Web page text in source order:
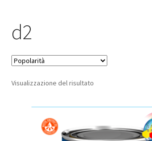
d2
Visualizzazione del risultato